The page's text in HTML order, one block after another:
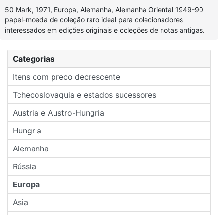
Categorias
Itens com preco decrescente
Tchecoslovaquia e estados sucessores
Austria e Austro-Hungria
Hungria
Alemanha
Rússia
Europa
Asia
50 Mark, 1971, Europa, Alemanha, Alemanha Oriental 1949-90
papel-moeda de coleção raro ideal para colecionadores
interessados em edições originais e coleções de notas antigas.